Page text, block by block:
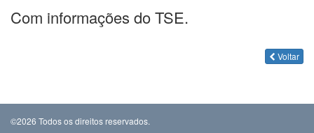
Com informações do TSE.
Voltar
©2026 Todos os direitos reservados.